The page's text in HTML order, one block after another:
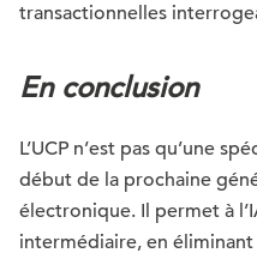
transactionnelles
En conclusion
L’UCP n’est pas qu’une
début de la prochaine
électronique. Il permet à
intermédiaire, en